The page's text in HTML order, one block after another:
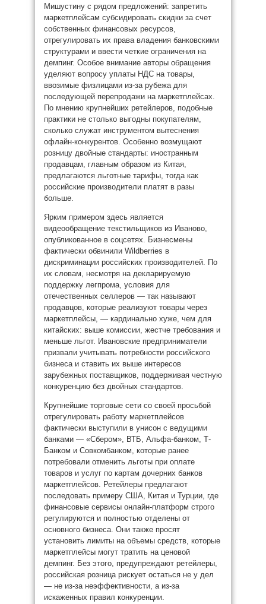
Мишустину с рядом предложений: запретить
маркетплейсам субсидировать скидки за счет
собственных финансовых ресурсов,
отрегулировать их права владения банковскими
структурами и ввести четкие ограничения на
демпинг. Особое внимание авторы обращения
уделяют вопросу уплаты НДС на товары,
ввозимые физлицами из-за рубежа для
последующей перепродажи на маркетплейсах.
По мнению крупнейших ретейлеров, подобные
практики не столько выгодны покупателям,
сколько служат инструментом вытеснения
офлайн-конкурентов. Особенно возмущают
розницу двойные стандарты: иностранным
продавцам, главным образом из Китая,
предлагаются льготные тарифы, тогда как
российские производители платят в разы
больше.
Ярким примером здесь является
видеообращение текстильщиков из Иваново,
опубликованное в соцсетях. Бизнесмены
фактически обвинили Wildberries в
дискриминации российских производителей. По
их словам, несмотря на декларируемую
поддержку легпрома, условия для
отечественных селлеров — так называют
продавцов, которые реализуют товары через
маркетплейсы, — кардинально хуже, чем для
китайских: выше комиссии, жестче требования и
меньше льгот. Ивановские предприниматели
призвали учитывать потребности российского
бизнеса и ставить их выше интересов
зарубежных поставщиков, поддерживая честную
конкуренцию без двойных стандартов.
Крупнейшие торговые сети со своей просьбой
отрегулировать работу маркетплейсов
фактически выступили в унисон с ведущими
банками — «Сбером», ВТБ, Альфа-банком, Т-
Банком и Совкомбанком, которые ранее
потребовали отменить льготы при оплате
товаров и услуг по картам дочерних банков
маркетплейсов. Ретейлеры предлагают
последовать примеру США, Китая и Турции, где
финансовые сервисы онлайн-платформ строго
регулируются и полностью отделены от
основного бизнеса. Они также просят
установить лимиты на объемы средств, которые
маркетплейсы могут тратить на ценовой
демпинг. Без этого, предупреждают ретейлеры,
российская розница рискует остаться не у дел
— не из-за неэффективности, а из-за
искаженных правил конкуренции.